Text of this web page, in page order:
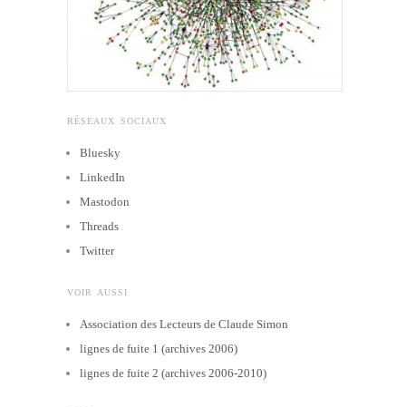
RÉSEAUX SOCIAUX
Bluesky
LinkedIn
Mastodon
Threads
Twitter
VOIR AUSSI
Association des Lecteurs de Claude Simon
lignes de fuite 1 (archives 2006)
lignes de fuite 2 (archives 2006-2010)